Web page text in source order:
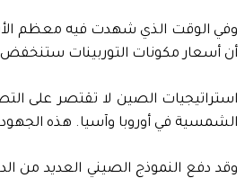
أن أسعار مكونات التوربينات ستنخفض مرَّة أخرى في عام 2025، مما يعزز
استراتيجيات الصين لا تقتصر على
الشمسية في أوروبا وآسيا. هذه
وقد دفع النموذج الصيني العديد من